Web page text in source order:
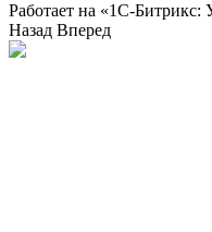
Работает на «1С-Битрикс:
Назад Вперед